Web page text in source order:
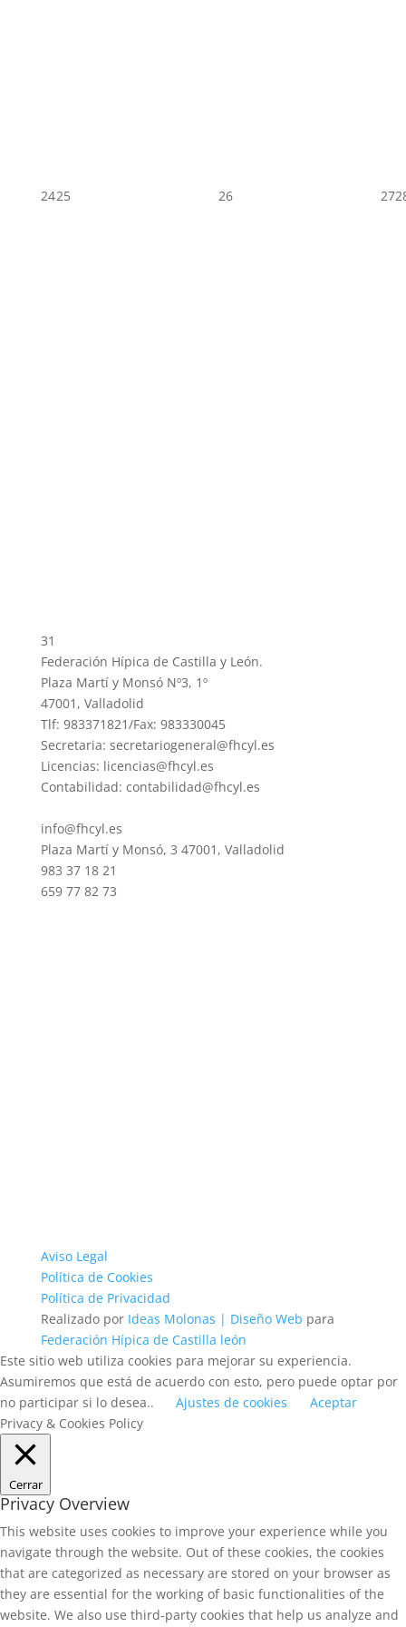
2425 26 27
31
Federación Hípica de Castilla y León.
Plaza Martí y Monsó Nº3, 1º
47001, Valladolid
Tlf: 983371821/Fax: 983330045
Secretaria: secretariogeneral@fhcyl.es
Licencias: licencias@fhcyl.es
Contabilidad: contabilidad@fhcyl.es
info@fhcyl.es
Plaza Martí y Monsó, 3 47001, Valladolid
983 37 18 21
659 77 82 73
Aviso Legal
Política de Cookies
Política de Privacidad
Realizado por Ideas Molonas | Diseño Web para
Federación Hípica de Castilla león
Este sitio web utiliza cookies para mejorar su experiencia.
Asumiremos que está de acuerdo con esto, pero puede optar por
no participar si lo desea..
Ajustes de cookies
Aceptar
Privacy & Cookies Policy
Cerrar
Privacy Overview
This website uses cookies to improve your experience while you
navigate through the website. Out of these cookies, the cookies
that are categorized as necessary are stored on your browser as
they are essential for the working of basic functionalities of the
website. We also use third-party cookies that help us analyze and